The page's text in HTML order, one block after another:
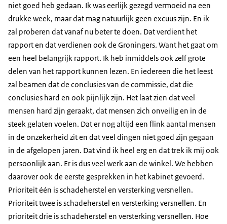
niet goed heb gedaan. Ik was eerlijk gezegd vermoeid na een
drukke week, maar dat mag natuurlijk geen excuus zijn. En ik
zal proberen dat vanaf nu beter te doen. Dat verdient het
rapport en dat verdienen ook de Groningers. Want het gaat om
een heel belangrijk rapport. Ik heb inmiddels ook zelf grote
delen van het rapport kunnen lezen. En iedereen die het leest
zal beamen dat de conclusies van de commissie, dat die
conclusies hard en ook pijnlijk zijn. Het laat zien dat veel
mensen hard zijn geraakt, dat mensen zich onveilig en in de
steek gelaten voelen. Dat er nog altijd een flink aantal mensen
in de onzekerheid zit en dat veel dingen niet goed zijn gegaan
in de afgelopen jaren. Dat vind ik heel erg en dat trek ik mij ook
persoonlijk aan. Er is dus veel werk aan de winkel. We hebben
daarover ook de eerste gesprekken in het kabinet gevoerd.
Prioriteit één is schadeherstel en versterking versnellen.
Prioriteit twee is schadeherstel en versterking versnellen. En
prioriteit drie is schadeherstel en versterking versnellen. Hoe